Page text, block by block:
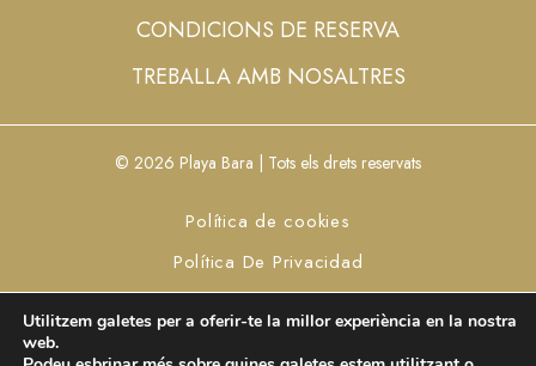
CONDICIONS DE RESERVA
TREBALLA AMB NOSALTRES
© 2026 Playa Bara | Tots els drets reservats
Política de cookies
Política De Privacidad
Utilitzem galetes per a oferir-te la millor experiència en la nostra
web.